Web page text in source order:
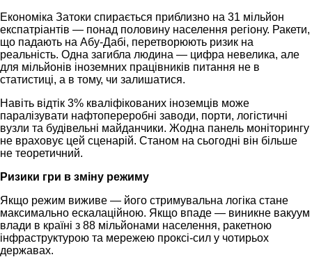
Економіка Затоки спирається приблизно на 31 мільйон
експатріантів — понад половину населення регіону. Ракети,
що падають на Абу-Дабі, перетворюють ризик на
реальність. Одна загибла людина — цифра невелика, але
для мільйонів іноземних працівників питання не в
статистиці, а в тому, чи залишатися.
Навіть відтік 3% кваліфікованих іноземців може
паралізувати нафтопереробні заводи, порти, логістичні
вузли та будівельні майданчики. Жодна панель моніторингу
не враховує цей сценарій. Станом на сьогодні він більше
не теоретичний.
Ризики гри в зміну режиму
Якщо режим виживе — його стримувальна логіка стане
максимально ескалаційною. Якщо впаде — виникне вакуум
влади в країні з 88 мільйонами населення, ракетною
інфраструктурою та мережею проксі-сил у чотирьох
державах.